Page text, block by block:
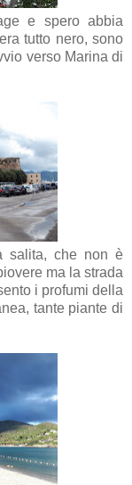
e spero abbia
tutto nero, sono
verso Marina di
salita, che non è
ma la strada
i profumi della
tante piante di